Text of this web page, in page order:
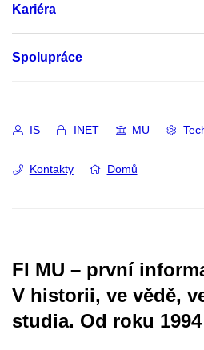
Kariéra
Spolupráce
IS INET MU
Kontakty Domů
FI MU – první
V historii, ve vědě,
studia. Od roku